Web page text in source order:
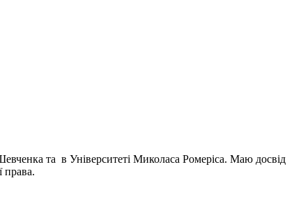
та в Університеті Миколаса Ромеріса. Маю досвід
права.